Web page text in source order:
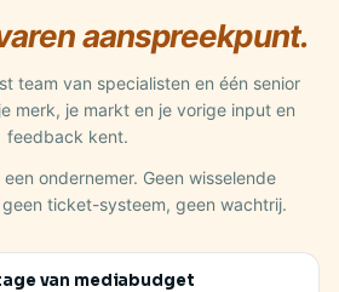
aanspreekpunt.
team van specialisten en één senior
merk, je markt en je vorige input en
feedback kent.
ondernemer. Geen wisselende
ticket-systeem, geen wachtrij.
van mediabudget